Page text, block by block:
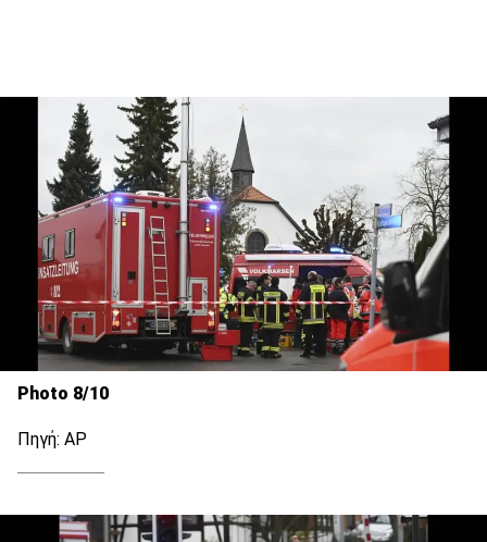
Photo 8/10
Πηγή: ΑΡ